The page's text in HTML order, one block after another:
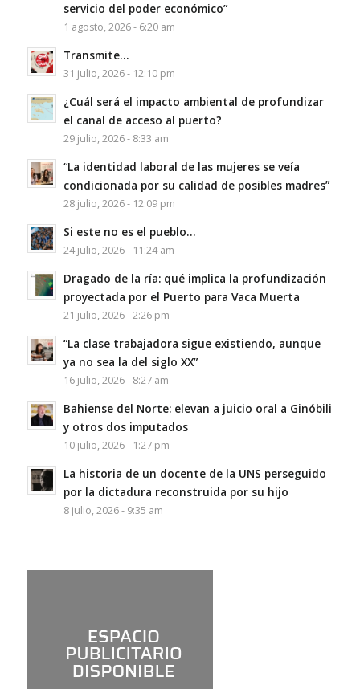
servicio del poder económico”
1 agosto, 2026 - 6:20 am
Transmite…
31 julio, 2026 - 12:10 pm
¿Cuál será el impacto ambiental de profundizar
el canal de acceso al puerto?
29 julio, 2026 - 8:33 am
“La identidad laboral de las mujeres se veía
condicionada por su calidad de posibles madres”
28 julio, 2026 - 12:09 pm
Si este no es el pueblo…
24 julio, 2026 - 11:24 am
Dragado de la ría: qué implica la profundización
proyectada por el Puerto para Vaca Muerta
21 julio, 2026 - 2:26 pm
“La clase trabajadora sigue existiendo, aunque
ya no sea la del siglo XX”
16 julio, 2026 - 8:27 am
Bahiense del Norte: elevan a juicio oral a Ginóbili
y otros dos imputados
10 julio, 2026 - 1:27 pm
La historia de un docente de la UNS perseguido
por la dictadura reconstruida por su hijo
8 julio, 2026 - 9:35 am